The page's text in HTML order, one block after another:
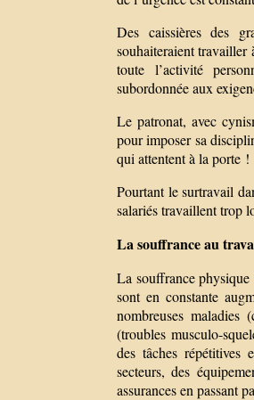
Des caissières des
souhaiteraient travailler
toute l’activité
subordonnée aux
Le patronat, avec
pour imposer sa
qui attentent à la porte
Pourtant le surtravail
salariés travaillent trop
La souffrance au
La souffrance physique
sont en constante
nombreuses
(troubles musculo-
des tâches répétitives
secteurs, des
assurances en passant